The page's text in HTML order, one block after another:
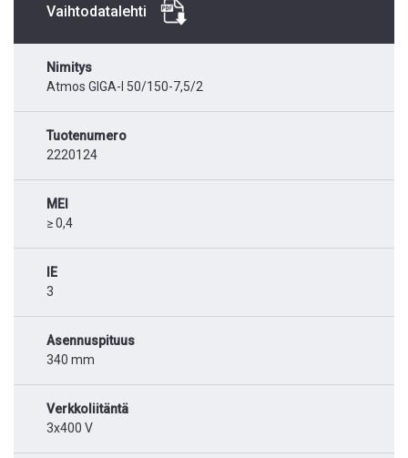
Vaihtodatalehti
Nimitys
Atmos GIGA-I 50/150-7,5/2
Tuotenumero
2220124
MEI
≥ 0,4
IE
3
Asennuspituus
340 mm
Verkkoliitäntä
3x400 V